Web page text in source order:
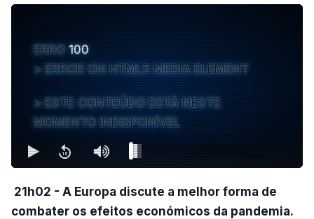
ERRO 100
ERROR ON HTML5 MEDIA ELEMENT
ESTE CONTEÚDO ESTÁ NESTE
MOMENTO INDISPONÍVEL
21h02 - A Europa discute a melhor forma de
combater os efeitos económicos da pandemia.